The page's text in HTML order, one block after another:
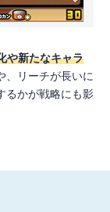
や新たなキャラ
、リーチが長いに
るかが戦略にも影